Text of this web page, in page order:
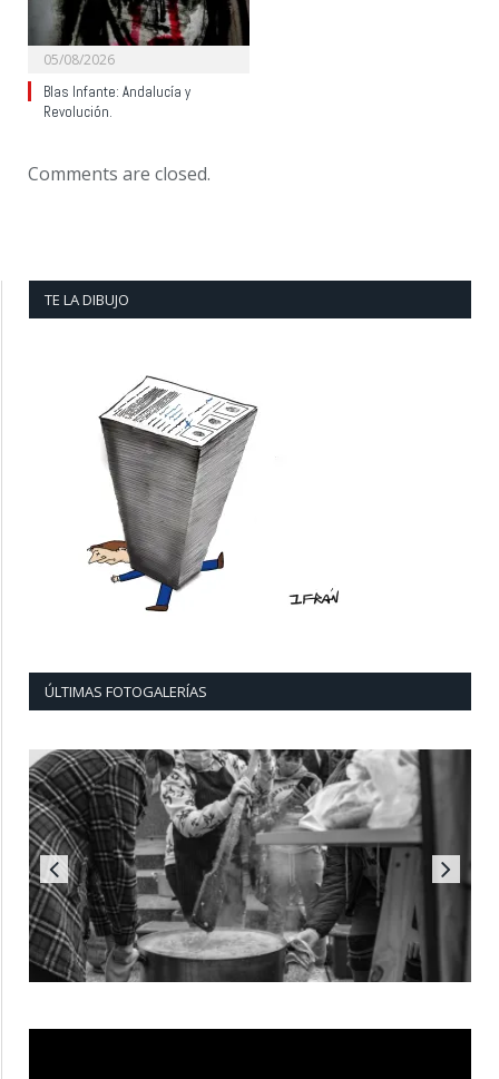
05/08/2026
Blas Infante: Andalucía y
Revolución.
Comments are closed.
TE LA DIBUJO
ÚLTIMAS FOTOGALERÍAS